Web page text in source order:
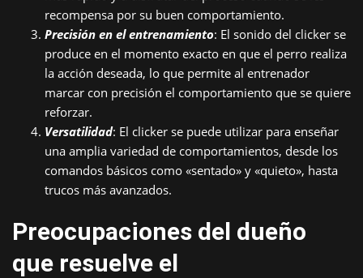
recompensa por su buen comportamiento.
Precisión en el entrenamiento: El sonido del clicker se
produce en el momento exacto en que el perro realiza
la acción deseada, lo que permite al entrenador
marcar con precisión el comportamiento que se quiere
reforzar.
Versatilidad: El clicker se puede utilizar para enseñar
una amplia variedad de comportamientos, desde los
comandos básicos como «sentado» y «quieto», hasta
trucos más avanzados.
Preocupaciones del dueño
que resuelve el